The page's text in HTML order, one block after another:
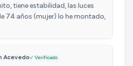
tiene estabilidad, las luces
74 años (mujer) lo he montado,
Acevedo✓ Verificado